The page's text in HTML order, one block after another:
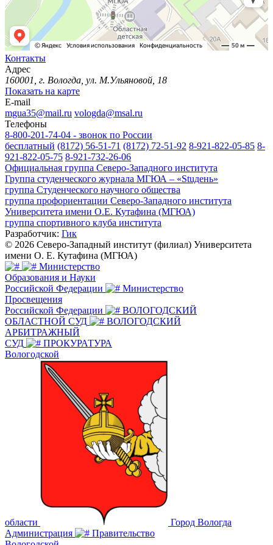
Контакты
Адрес
160001, г. Вологда, ул. М.Ульяновой, 18
Показать на карте
E-mail
mgua35@mail.ru vologda@msal.ru
Телефоны
8-800-201-74-04 - звонок по России
бесплатный (8172) 56-51-71 (8172) 72-51-92 8-921-822-05-85 8-
921-822-05-75 8-921-732-26-06
Официальная группа Северо-Западного института
Группа студенческого журнала МГЮА – «Stuдень»
группа Студенческого научного общества
группа профориентации Северо-Западного института
Университета имени О.Е. Кутафина (МГЮА)
группа спортивного клуба института
Разработчик: Гик
© 2026 Северо-Западный институт (филиал) Университета
имени О. Е. Кутафина (МГЮА)
Министерство
Образования и Науки
Российской Федерации
Министерство
Просвещения
Российской Федерации
ВОЛОГОДСКИЙ
ОБЛАСТНОЙ СУД
ВОЛОГОДСКИЙ
АРБИТРАЖНЫЙ
СУД
ПРОКУРАТУРА
Вологодской
области
Город Вологда
Администрация
Правительство